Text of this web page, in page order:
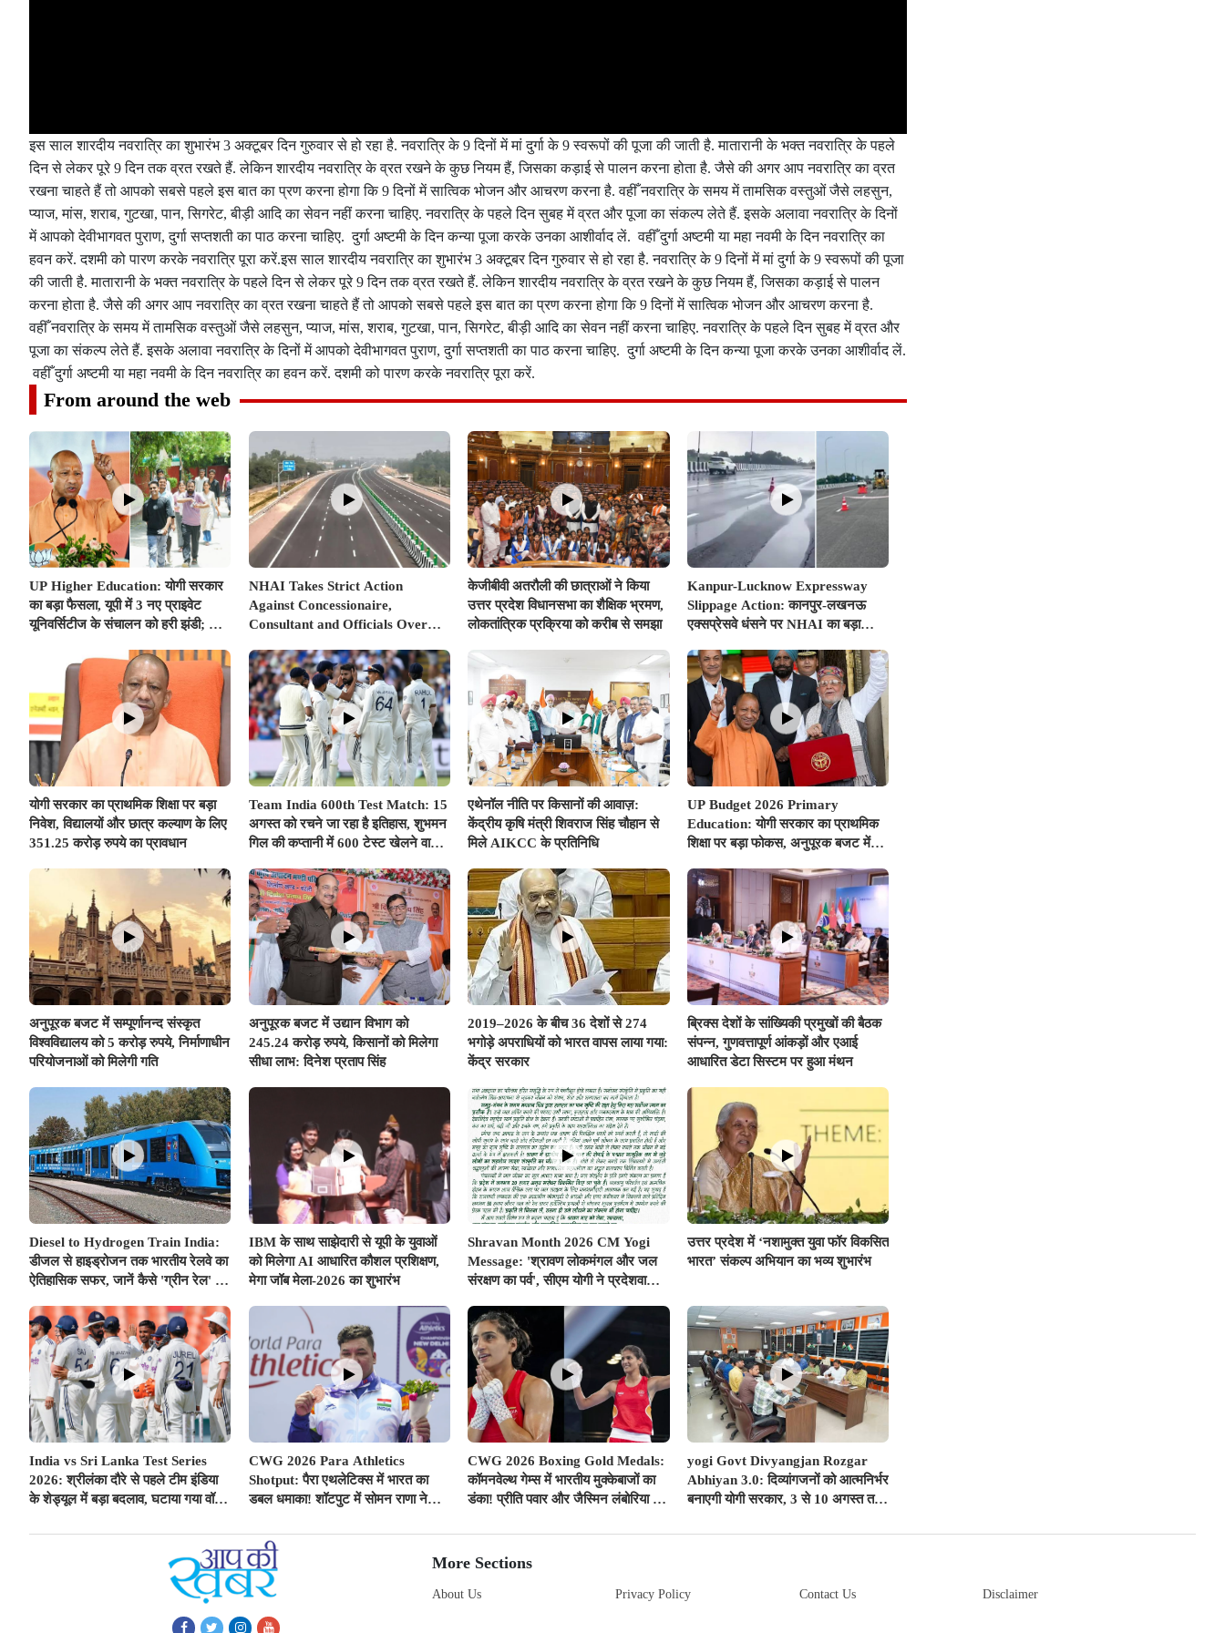
इस साल शारदीय नवरात्रि का शुभारंभ 3 अक्टूबर दिन गुरुवार से हो रहा है. नवरात्रि के 9 दिनों में मां दुर्गा के 9 स्वरूपों की पूजा की जाती है. मातारानी के भक्त नवरात्रि के पहले
दिन से लेकर पूरे 9 दिन तक व्रत रखते हैं. लेकिन शारदीय नवरात्रि के व्रत रखने के कुछ नियम हैं, जिसका कड़ाई से पालन करना होता है. जैसे की अगर आप नवरात्रि का व्रत
रखना चाहते हैं तो आपको सबसे पहले इस बात का प्रण करना होगा कि 9 दिनों में सात्विक भोजन और आचरण करना है. वहीँ नवरात्रि के समय में तामसिक वस्तुओं जैसे लहसुन,
प्याज, मांस, शराब, गुटखा, पान, सिगरेट, बीड़ी आदि का सेवन नहीं करना चाहिए. नवरात्रि के पहले दिन सुबह में व्रत और पूजा का संकल्प लेते हैं. इसके अलावा नवरात्रि के दिनों
में आपको देवीभागवत पुराण, दुर्गा सप्तशती का पाठ करना चाहिए. दुर्गा अष्टमी के दिन कन्या पूजा करके उनका आशीर्वाद लें. वहीँ दुर्गा अष्टमी या महा नवमी के दिन नवरात्रि का
हवन करें. दशमी को पारण करके नवरात्रि पूरा करें.इस साल शारदीय नवरात्रि का शुभारंभ 3 अक्टूबर दिन गुरुवार से हो रहा है. नवरात्रि के 9 दिनों में मां दुर्गा के 9 स्वरूपों की पूजा
की जाती है. मातारानी के भक्त नवरात्रि के पहले दिन से लेकर पूरे 9 दिन तक व्रत रखते हैं. लेकिन शारदीय नवरात्रि के व्रत रखने के कुछ नियम हैं, जिसका कड़ाई से पालन
करना होता है. जैसे की अगर आप नवरात्रि का व्रत रखना चाहते हैं तो आपको सबसे पहले इस बात का प्रण करना होगा कि 9 दिनों में सात्विक भोजन और आचरण करना है.
वहीँ नवरात्रि के समय में तामसिक वस्तुओं जैसे लहसुन, प्याज, मांस, शराब, गुटखा, पान, सिगरेट, बीड़ी आदि का सेवन नहीं करना चाहिए. नवरात्रि के पहले दिन सुबह में व्रत और
पूजा का संकल्प लेते हैं. इसके अलावा नवरात्रि के दिनों में आपको देवीभागवत पुराण, दुर्गा सप्तशती का पाठ करना चाहिए. दुर्गा अष्टमी के दिन कन्या पूजा करके उनका आशीर्वाद लें.
वहीँ दुर्गा अष्टमी या महा नवमी के दिन नवरात्रि का हवन करें. दशमी को पारण करके नवरात्रि पूरा करें.
From around the web
UP Higher Education: योगी सरकार
का बड़ा फैसला, यूपी में 3 नए प्राइवेट
यूनिवर्सिटीज के संचालन को हरी झंडी; जानें
NHAI Takes Strict Action
Against Concessionaire,
Consultant and Officials Over
Issues
केजीबीवी अतरौली की छात्राओं ने किया
उत्तर प्रदेश विधानसभा का शैक्षिक भ्रमण,
लोकतांत्रिक प्रक्रिया को करीब से समझा
Kanpur-Lucknow Expressway
Slippage Action: कानपुर-लखनऊ
एक्सप्रेसवे धंसने पर NHAI का बड़ा
गाज, टोल वसूली रोकी गई
योगी सरकार का प्राथमिक शिक्षा पर बड़ा
निवेश, विद्यालयों और छात्र कल्याण के लिए
351.25 करोड़ रुपये का प्रावधान
Team India 600th Test Match: 15
अगस्त को रचने जा रहा है इतिहास, शुभमन
गिल की कप्तानी में 600 टेस्ट खेलने वाला
एथेनॉल नीति पर किसानों की आवाज़:
केंद्रीय कृषि मंत्री शिवराज सिंह चौहान से
मिले AIKCC के प्रतिनिधि
UP Budget 2026 Primary
Education: योगी सरकार का प्राथमिक
शिक्षा पर बड़ा फोकस, अनुपूरक बजट में
प्रावधान
अनुपूरक बजट में सम्पूर्णानन्द संस्कृत
विश्वविद्यालय को 5 करोड़ रुपये, निर्माणाधीन
परियोजनाओं को मिलेगी गति
अनुपूरक बजट में उद्यान विभाग को
245.24 करोड़ रुपये, किसानों को मिलेगा
सीधा लाभ: दिनेश प्रताप सिंह
2019–2026 के बीच 36 देशों से 274
भगोड़े अपराधियों को भारत वापस लाया गया:
केंद्र सरकार
ब्रिक्स देशों के सांख्यिकी प्रमुखों की बैठक
संपन्न, गुणवत्तापूर्ण आंकड़ों और एआई
आधारित डेटा सिस्टम पर हुआ मंथन
Diesel to Hydrogen Train India:
डीजल से हाइड्रोजन तक भारतीय रेलवे का
ऐतिहासिक सफर, जानें कैसे 'ग्रीन रेल' से
IBM के साथ साझेदारी से यूपी के युवाओं
को मिलेगा AI आधारित कौशल प्रशिक्षण,
मेगा जॉब मेला-2026 का शुभारंभ
Shravan Month 2026 CM Yogi
Message: 'श्रावण लोकमंगल और जल
संरक्षण का पर्व', सीएम योगी ने प्रदेशवासियों
उत्तर प्रदेश में ‘नशामुक्त युवा फॉर विकसित
भारत’ संकल्प अभियान का भव्य शुभारंभ
India vs Sri Lanka Test Series
2026: श्रीलंका दौरे से पहले टीम इंडिया
के शेड्यूल में बड़ा बदलाव, घटाया गया वॉर्म-
अच्छी खबर
CWG 2026 Para Athletics
Shotput: पैरा एथलेटिक्स में भारत का
डबल धमाका! शॉटपुट में सोमन राणा ने
CWG 2026 Boxing Gold Medals:
कॉमनवेल्थ गेम्स में भारतीय मुक्केबाजों का
डंका! प्रीति पवार और जैस्मिन लंबोरिया ने
yogi Govt Divyangjan Rozgar
Abhiyan 3.0: दिव्यांगजनों को आत्मनिर्भर
बनाएगी योगी सरकार, 3 से 10 अगस्त तक
More Sections
About Us Privacy Policy Contact Us Disclaimer